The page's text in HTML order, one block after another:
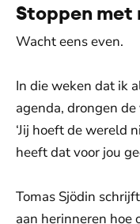
Stoppen met
Wacht eens even.
In die weken dat ik
agenda, drongen
‘Jij hoeft de wereld
heeft dat voor jou
Tomas Sjödin
aan herinneren hoe